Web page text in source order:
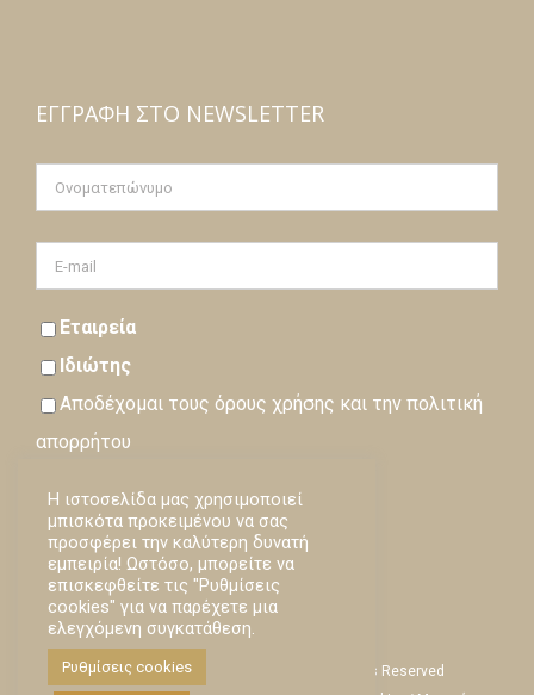
ΕΓΓΡΑΦΉ ΣΤΟ NEWSLETTER
Εταιρεία
Ιδιώτης
Αποδέχομαι τους όρους χρήσης και την πολιτική
απορρήτου
Εγγραφή
Loading…
Empsychosis © Copyright -
2026 | All Rights Reserved
Η ιστοσελίδα μας χρησιμοποιεί
μπισκότα προκειμένου να σας
προσφέρει την καλύτερη δυνατή
εμπειρία! Ωστόσο, μπορείτε να
επισκεφθείτε τις "Ρυθμίσεις
cookies" για να παρέχετε μια
ελεγχόμενη συγκατάθεση.
Ρυθμίσεις cookies